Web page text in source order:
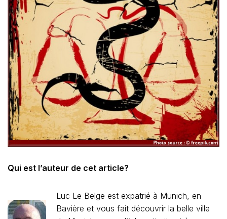
Qui est l’auteur de cet article?
Luc Le Belge est expatrié à Munich, en
Bavière et vous fait découvrir la belle ville